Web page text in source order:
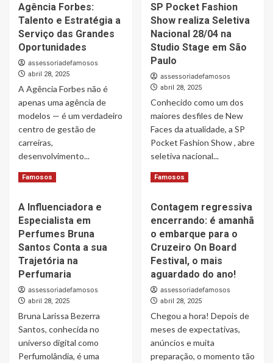
Famosos
Matheus & Kauan sofrem novas restrições
em disputa judicial com ex-empresários
Agência Forbes:
Talento e Estratégia a
Serviço das Grandes
Oportunidades
assessoriadefamosos
abril 28, 2025
A Agência Forbes não é
apenas uma agência de
modelos — é um verdadeiro
centro de gestão de
carreiras,
desenvolvimento...
Read More Read
more
Agência
Forbes:
Talento
e
Estratégia
a
Serviço
das
Grandes
Oportunidades
SP Pocket Fashion
Show realiza Seletiva
Nacional 28/04 na
Studio Stage em São
Paulo
assessoriadefamosos
abril 28, 2025
Conhecido como um dos
maiores desfiles de New
Faces da atualidade, a SP
Pocket Fashion Show , abre
seletiva nacional...
Read More Read
more
SP
Pocket
Fashion
Show
realiza
Seletiva
Nacional
28/04
na
Studio
São
Paulo
Famosos
A Influenciadora e
Especialista em
Perfumes Bruna
Santos Conta a sua
Trajetória na
Perfumaria
assessoriadefamosos
abril 28, 2025
Bruna Larissa Bezerra
Santos, conhecida no
universo digital como
Perfumolândia, é uma
Famosos
Contagem regressiva
encerrando: é amanhã
o embarque para o
Cruzeiro On Board
Festival, o mais
aguardado do ano!
assessoriadefamosos
abril 28, 2025
Chegou a hora! Depois de
meses de expectativas,
anúncios e muita
preparação, o momento tão